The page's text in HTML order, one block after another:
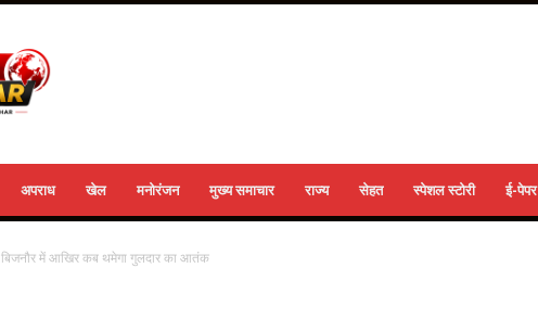
अपराध खेल मनोरंजन मुख्य समाचार राज्य सेहत स्पेशल स्टोरी ई-पेपर
बिजनौर में आखिर कब थमेगा गुलदार का आतंक